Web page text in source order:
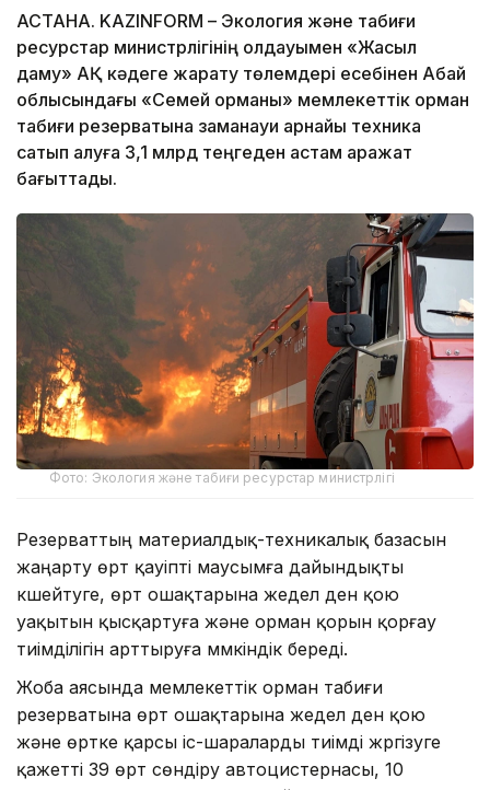
АСТАНА. KAZINFORM – Экология және табиғи
ресурстар министрлігінің қолдауымен «Жасыл
даму» АҚ кәдеге жарату төлемдері есебінен Абай
облысындағы «Семей орманы» мемлекеттік орман
табиғи резерватына заманауи арнайы техника
сатып алуға 3,1 млрд теңгеден астам қаражат
бағыттады.
Фото: Экология және табиғи ресурстар министрлігі
Резерваттың материалдық-техникалық базасын
жаңарту өрт қауіпті маусымға дайындықты
күшейтуге, өрт ошақтарына жедел ден қою
уақытын қысқартуға және орман қорын қорғау
тиімділігін арттыруға мүмкіндік береді.
Жоба аясында мемлекеттік орман табиғи
резерватына өрт ошақтарына жедел ден қою
және өртке қарсы іс-шараларды тиімді жүргізуге
қажетті 39 өрт сөндіру автоцистернасы, 10